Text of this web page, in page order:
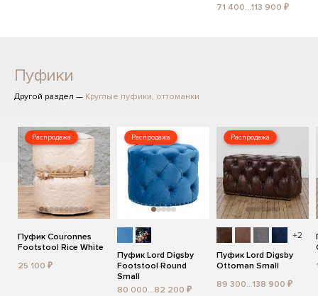
71 400...113 900 ₽
Пуфики
Другой раздел — Круглые пуфики, оттоманки
Распродажа
Пуфик Couronnes
Footstool Rice White
25 100 ₽
Распродажа
Пуфик Lord Digsby
Footstool Round
Small
80 000...82 200 ₽
Распродажа
+2
Пуфик Lord Digsby
Ottoman Small
89 300...138 900 ₽